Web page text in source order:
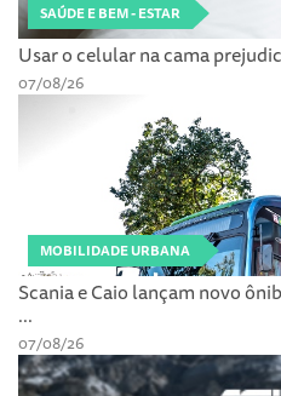
SAÚDE E BEM - ESTAR
Usar o celular na cama
07/08/26
MOBILIDADE URBANA
Scania e Caio lançam novo
...
07/08/26